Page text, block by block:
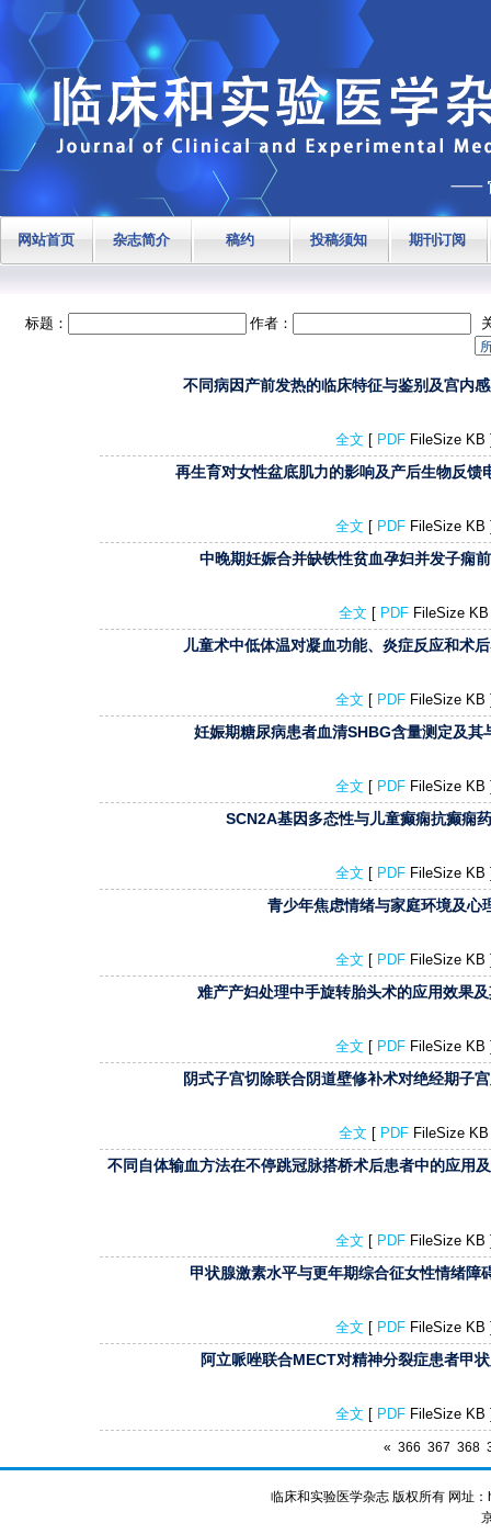
网站首页 杂志简介 稿约 投稿须知 期刊订阅
标题： 作者：
不同病因产前发热的临床特征与鉴别及宫内
全文 [ PDF FileSize KB
再生育对女性盆底肌力的影响及产后生物反馈
全文 [ PDF FileSize KB
中晚期妊娠合并缺铁性贫血孕妇并发子痫
全文 [ PDF FileSize
儿童术中低体温对凝血功能、炎症反应和术
全文 [ PDF FileSize KB
妊娠期糖尿病患者血清SHBG含量测定及其
全文 [ PDF FileSize KB
SCN2A基因多态性与儿童癫痫抗癫痫
全文 [ PDF FileSize KB
青少年焦虑情绪与家庭环境及心
全文 [ PDF FileSize KB
难产产妇处理中手旋转胎头术的应用效果
全文 [ PDF FileSize KB
阴式子宫切除联合阴道壁修补术对绝经期子
全文 [ PDF FileSize
不同自体输血方法在不停跳冠脉搭桥术后患者中的应用
全文 [ PDF FileSize KB
甲状腺激素水平与更年期综合征女性情绪障
全文 [ PDF FileSize KB
阿立哌唑联合MECT对精神分裂症患者甲
全文 [ PDF FileSize KB
« 366 367 368
临床和实验医学杂志 版权所有 网址